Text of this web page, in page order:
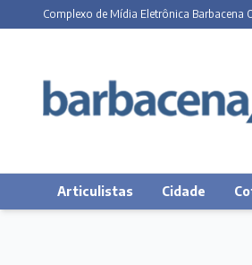
Complexo de Mídia Eletrônica Barbacena
Articulistas Cidade